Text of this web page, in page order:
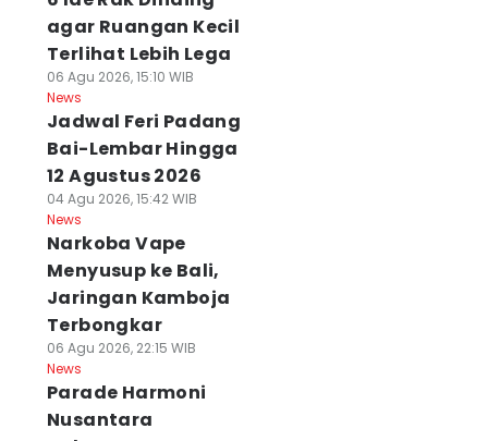
agar Ruangan Kecil
Terlihat Lebih Lega
06 Agu 2026, 15:10 WIB
News
Jadwal Feri Padang
Bai-Lembar Hingga
12 Agustus 2026
04 Agu 2026, 15:42 WIB
News
Narkoba Vape
Menyusup ke Bali,
Jaringan Kamboja
Terbongkar
06 Agu 2026, 22:15 WIB
News
Parade Harmoni
Nusantara